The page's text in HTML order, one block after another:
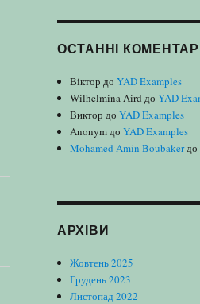
ОСТАННІ
Віктор доYAD Examples
Wilhelmina Aird доYAD
Виктор доYAD Examples
AnonymдоYAD Examples
Mohamed Amin Boubakerдо
АРХІВИ
Жовтень 2025
Грудень 2023
Листопад 2022